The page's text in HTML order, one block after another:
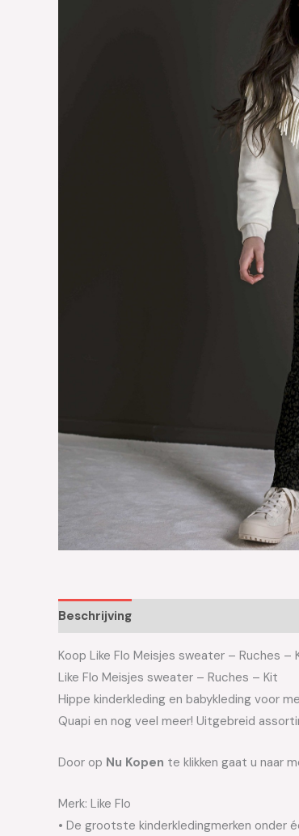
Beschrijving
Koop Like Flo Meisjes sweater – Ruches
Like Flo Meisjes sweater – Ruches – Kit
Hippe kinderkleding en babykleding voor
Quapi en nog veel meer! Uitgebreid
Door op Nu Kopen te klikken gaat u naar
Merk: Like Flo
• De grootste kinderkledingmerken onder